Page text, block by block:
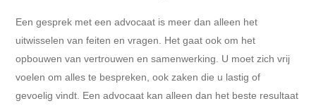
Een gesprek met een advocaat is meer dan alleen het
uitwisselen van feiten en vragen. Het gaat ook om het
opbouwen van vertrouwen en samenwerking. U moet zich vrij
voelen om alles te bespreken, ook zaken die u lastig of
gevoelig vindt. Een advocaat kan alleen dan het beste resultaat